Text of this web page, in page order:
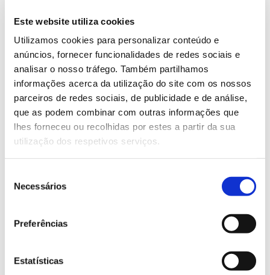
Este website utiliza cookies
Utilizamos cookies para personalizar conteúdo e
anúncios, fornecer funcionalidades de redes sociais e
analisar o nosso tráfego. Também partilhamos
informações acerca da utilização do site com os nossos
parceiros de redes sociais, de publicidade e de análise,
que as podem combinar com outras informações que
lhes forneceu ou recolhidas por estes a partir da sua
utilização dos respetivos serviços.
Necessários
Preferências
Estatísticas
módulos, basta registar-se.
Saiba mais sobre esta formação e sobre
as inscrições
13.07.2026
Genoma do priolo e de outras espécies em risco:
conhecer para conservar
02.07.2026
cidadãos chamados a ajudar